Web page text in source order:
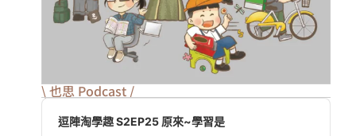
\ 也思 Podcast /
Audio
Player
逗陣淘學趣 S2EP25 原來~學習是